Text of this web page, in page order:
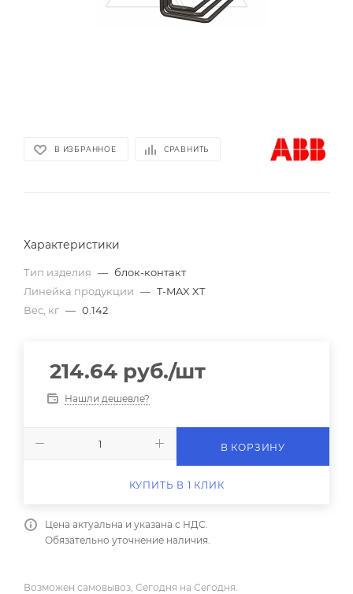
В ИЗБРАННОЕ СРАВНИТЬ
Характеристики
Тип изделия — блок-контакт
Линейка продукции — T-MAX XT
Вес, кг — 0.142
214.64 руб./шт
Нашли дешевле?
В КОРЗИНУ
КУПИТЬ В 1 КЛИК
Цена актуальна и указана с НДС.
Обязательно уточнение наличия.
Возможен самовывоз, Сегодня на Сегодня.